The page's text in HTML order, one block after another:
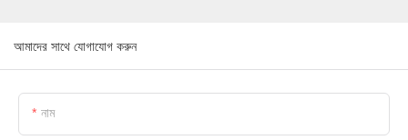
আমাদের সাথে যোগাযোগ করুন
নাম